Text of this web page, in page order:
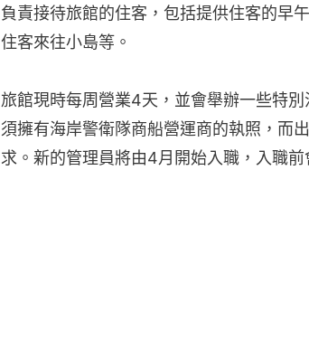
負責接待旅館的住客，包括提供住客的早
住客來往小島等。
旅館現時每周營業4天，並會舉辦一些特
須擁有海岸警衛隊商船營運商的執照，而
求。新的管理員將由4月開始入職，入職前